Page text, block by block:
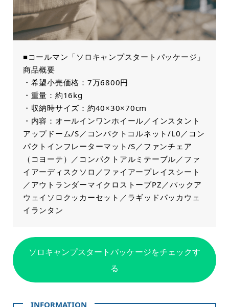
■コールマン「ソロキャンプスタートパッケージ」
商品概要
・希望小売価格：7万6800円
・重量：約16kg
・収納時サイズ：約40×30×70cm
・内容：オールインワンホイール／インスタント
アップドーム/S／コンパクトコルネット/L0／コン
パクトインフレーターマット/S／ファンチェア
（コヨーテ）／コンパクトアルミテーブル／ファ
イアーディスクソロ／ファイアープレイスシート
／アウトランダーマイクロストーブPZ／パックア
ウェイソロクッカーセット／ラギッドパッカウェ
イランタン
ソロキャンプスタートパッケージをチェックす
る